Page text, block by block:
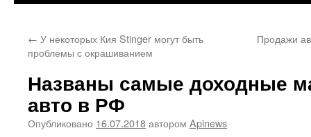
содержимому
← У некоторых Кия Stinger могут быть
проблемы с окрашиванием‍
Продажи
Названы самые доходные
авто в РФ
Опубликовано 16.07.2018автором Apinews